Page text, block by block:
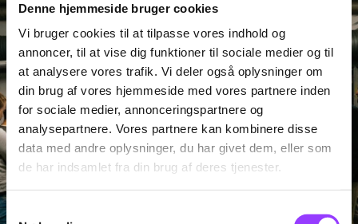
Denne hjemmeside bruger cookies
Vi bruger cookies til at tilpasse vores indhold og
annoncer, til at vise dig funktioner til sociale medier og til
at analysere vores trafik. Vi deler også oplysninger om
din brug af vores hjemmeside med vores partnere inden
for sociale medier, annonceringspartnere og
analysepartnere. Vores partnere kan kombinere disse
data med andre oplysninger, du har givet dem, eller som
de har indsamlet fra din brug af deres tjenester.
Samtykkevalg